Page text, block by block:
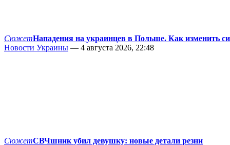
СюжетНападения на украинцев в Польше. Как изменить
Новости Украины — 4 августа 2026, 22:48
СюжетСВЧшник убил девушку: новые детали резни